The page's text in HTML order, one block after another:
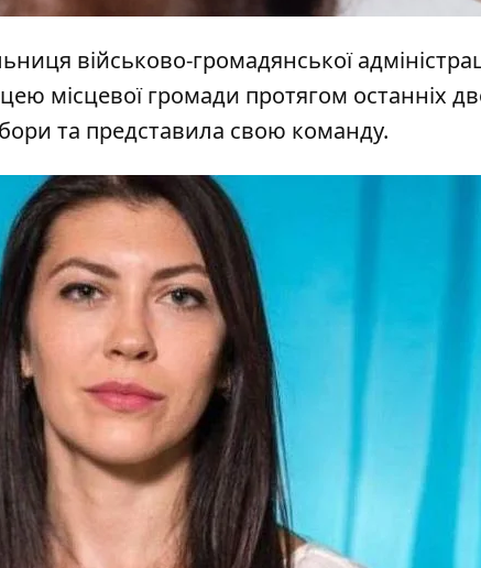
військово-громадянської
місцевої громади протягом останніх
та представила свою команду.